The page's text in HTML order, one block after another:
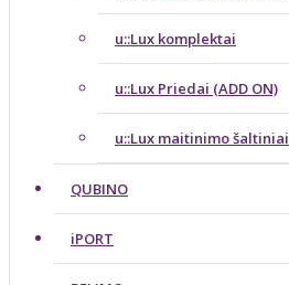
u::Lux komplektai
u::Lux Priedai (ADD ON)
u::Lux maitinimo šaltiniai
QUBINO
iPORT